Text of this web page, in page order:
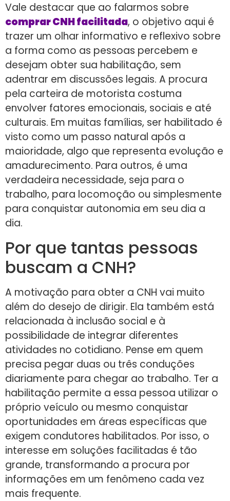
Vale destacar que ao falarmos sobre
comprar CNH facilitada, o objetivo aqui é
trazer um olhar informativo e reflexivo sobre
a forma como as pessoas percebem e
desejam obter sua habilitação, sem
adentrar em discussões legais. A procura
pela carteira de motorista costuma
envolver fatores emocionais, sociais e até
culturais. Em muitas famílias, ser habilitado é
visto como um passo natural após a
maioridade, algo que representa evolução e
amadurecimento. Para outros, é uma
verdadeira necessidade, seja para o
trabalho, para locomoção ou simplesmente
para conquistar autonomia em seu dia a
dia.
Por que tantas pessoas
buscam a CNH?
A motivação para obter a CNH vai muito
além do desejo de dirigir. Ela também está
relacionada à inclusão social e à
possibilidade de integrar diferentes
atividades no cotidiano. Pense em quem
precisa pegar duas ou três conduções
diariamente para chegar ao trabalho. Ter a
habilitação permite a essa pessoa utilizar o
próprio veículo ou mesmo conquistar
oportunidades em áreas específicas que
exigem condutores habilitados. Por isso, o
interesse em soluções facilitadas é tão
grande, transformando a procura por
informações em um fenômeno cada vez
mais frequente.